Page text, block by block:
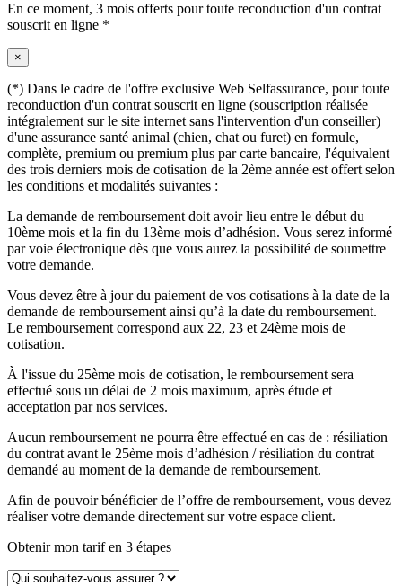
En ce moment, 3 mois offerts pour toute reconduction d'un contrat
souscrit en ligne *
×
(*) Dans le cadre de l'offre exclusive Web Selfassurance, pour toute
reconduction d'un contrat souscrit en ligne (souscription réalisée
intégralement sur le site internet sans l'intervention d'un conseiller)
d'une assurance santé animal (chien, chat ou furet) en formule,
complète, premium ou premium plus par carte bancaire, l'équivalent
des trois derniers mois de cotisation de la 2ème année est offert selon
les conditions et modalités suivantes :
La demande de remboursement doit avoir lieu entre le début du
10ème mois et la fin du 13ème mois d’adhésion. Vous serez informé
par voie électronique dès que vous aurez la possibilité de soumettre
votre demande.
Vous devez être à jour du paiement de vos cotisations à la date de la
demande de remboursement ainsi qu’à la date du remboursement.
Le remboursement correspond aux 22, 23 et 24ème mois de
cotisation.
À l'issue du 25ème mois de cotisation, le remboursement sera
effectué sous un délai de 2 mois maximum, après étude et
acceptation par nos services.
Aucun remboursement ne pourra être effectué en cas de : résiliation
du contrat avant le 25ème mois d’adhésion / résiliation du contrat
demandé au moment de la demande de remboursement.
Afin de pouvoir bénéficier de l’offre de remboursement, vous devez
réaliser votre demande directement sur votre espace client.
Obtenir mon tarif en 3 étapes